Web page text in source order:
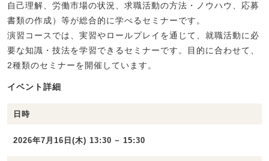
自己理解、労働市場の状況、求職活動の方法・ノウハウ、応募
書類の作成）等が総合的に学べるセミナーです。
演習コースでは、実習やロールプレイを通じて、就職活動に必
要な知識・技法を学習できるセミナーです。目的に合わせて、
2種類のセミナーを開催しています。
イベント詳細
日時
2026年7月16日(木) 13:30 ~ 15:30